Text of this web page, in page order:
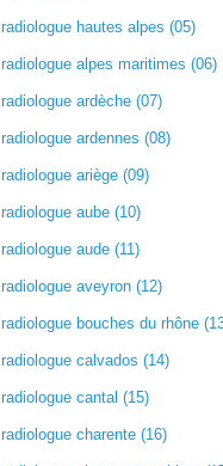
radiologue hautes alpes (05)
radiologue alpes maritimes (06)
radiologue ardèche (07)
radiologue ardennes (08)
radiologue ariège (09)
radiologue aube (10)
radiologue aude (11)
radiologue aveyron (12)
radiologue bouches du rhône
radiologue calvados (14)
radiologue cantal (15)
radiologue charente (16)